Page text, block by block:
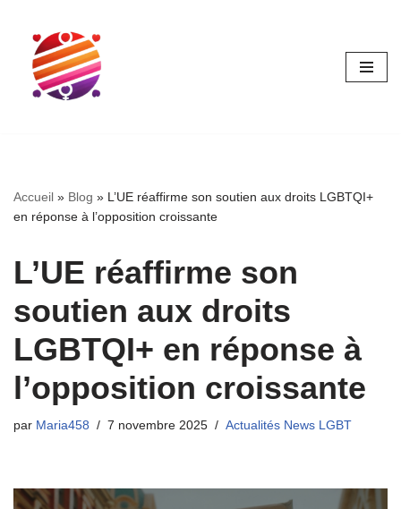
Aller
contenu
Accueil » Blog » L’UE réaffirme son soutien aux droits LGBTQI+
en réponse à l’opposition croissante
L’UE réaffirme son
soutien aux droits
LGBTQI+ en réponse à
l’opposition croissante
par Maria458 7 novembre 2025 Actualités News LGBT